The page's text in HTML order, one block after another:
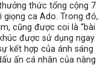
thức tổng cộng 7
giọng ca Ado. Trong đó,
cũng được coi là “bài
được sử dụng ngay
kết hợp của ánh sáng
ấn cá nhân của nàng